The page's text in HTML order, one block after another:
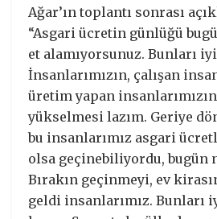
Ağar’ın toplantı sonrası
“Asgari ücretin günlüğü
et alamıyorsunuz. Bunları
İnsanlarımızın, çalışan
üretim yapan
yükselmesi lazım. Geriye
bu insanlarımız asgari
olsa geçinebiliyordu, bugün
Bırakın geçinmeyi, ev
geldi insanlarımız. Bunları